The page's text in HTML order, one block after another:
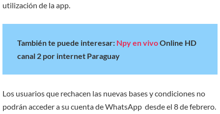
utilización de la app.
También te puede interesar: Npy en vivoOnline HD
canal 2 por internet Paraguay
Los usuarios que rechacen las nuevas bases y condiciones no
podrán acceder a su cuenta de WhatsApp desde el 8 de febrero.